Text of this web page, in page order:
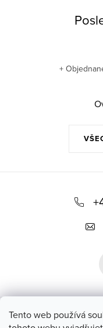
Tento web používá
+
Bagin.cz